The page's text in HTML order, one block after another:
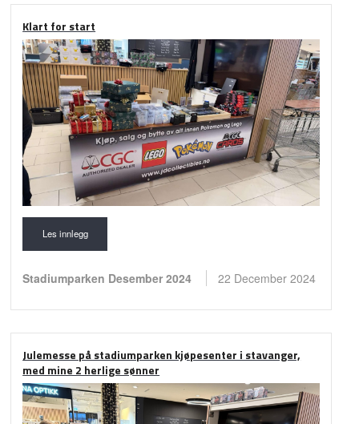
Klart for start
Les innlegg
Stadiumparken Desember 2024 22 December 2024
Julemesse på stadiumparken kjøpesenter i stavanger,
med mine 2 herlige sønner